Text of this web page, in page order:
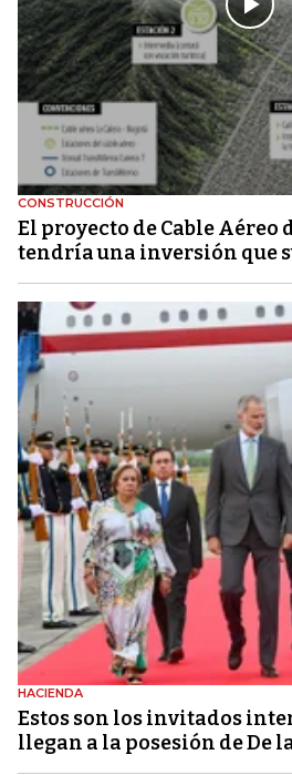
CONSTRUCCIÓN
El proyecto de Cable Aéreo
tendría una inversión que
HACIENDA
Estos son los invitados
llegan a la posesión de De